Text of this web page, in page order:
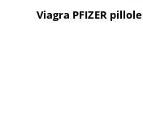
Viagra PFIZER pillole